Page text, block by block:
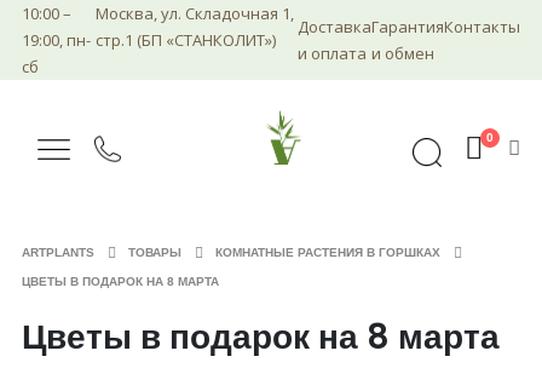
10:00 –
19:00, пн-
сб
Москва, ул. Складочная 1,
стр.1 (БП «СТАНКОЛИТ»)
Доставка
и оплата
Гарантия
и обмен
Контакты
0
ARTPLANTS ТОВАРЫ КОМНАТНЫЕ РАСТЕНИЯ В ГОРШКАХ
ЦВЕТЫ В ПОДАРОК НА 8 МАРТА
Цветы в подарок на 8 марта